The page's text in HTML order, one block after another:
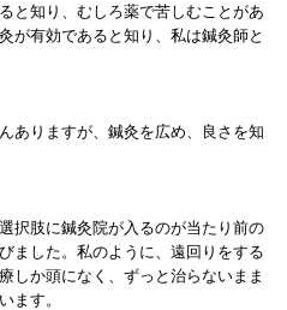
と知り、むしろ薬で苦しむことがあ
が有効であると知り、私は鍼灸師と
ありますが、鍼灸を広め、良さを知
択肢に鍼灸院が入るのが当たり前の
ました。私のように、遠回りをする
しか頭になく、ずっと治らないまま
ます。